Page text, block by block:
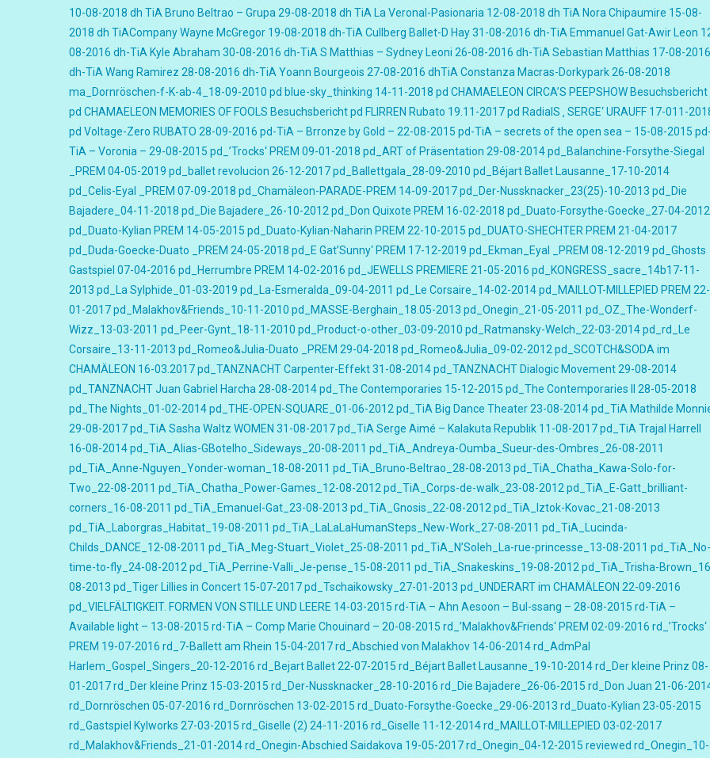
10-08-2018 dh TiA Bruno Beltrao – Grupa 29-08-2018 dh TiA La Veronal-Pasionaria 12-08-2018 dh TiA Nora Chipaumire 15-08-
2018 dh TiACompany Wayne McGregor 19-08-2018 dh-TiA Cullberg Ballet-D Hay 31-08-2016 dh-TiA Emmanuel Gat-Awir Leon
08-2016 dh-TiA Kyle Abraham 30-08-2016 dh-TiA S Matthias – Sydney Leoni 26-08-2016 dh-TiA Sebastian Matthias 17-08-2016
dh-TiA Wang Ramirez 28-08-2016 dh-TiA Yoann Bourgeois 27-08-2016 dhTiA Constanza Macras-Dorkypark 26-08-2018
ma_Dornröschen-f-K-ab-4_18-09-2010 pd blue-sky_thinking 14-11-2018 pd CHAMAELEON CIRCA’S PEEPSHOW Besuchsbericht
pd CHAMAELEON MEMORIES OF FOOLS Besuchsberichtpd FLIRREN Rubato 19.11-2017pd RadialS ‚ SERGE‘ URAUFF 17-011-
pd Voltage-Zero RUBATO 28-09-2016 pd-TiA – Brronze by Gold – 22-08-2015 pd-TiA – secrets of the open sea – 15-08-2015
TiA – Voronia – 29-08-2015 pd_’Trocks‘ PREM 09-01-2018 pd_ART of Präsentation 29-08-2014pd_Balanchine-Forsythe-Siegal
_PREM 04-05-2019 pd_ballet revolucion 26-12-2017pd_Ballettgala_28-09-2010 pd_Béjart Ballet Lausanne_17-10-2014
pd_Celis-Eyal _PREM 07-09-2018 pd_Chamäleon-PARADE-PREM 14-09-2017pd_Der-Nussknacker_23(25)-10-2013 pd_Die
Bajadere_04-11-2018 pd_Die Bajadere_26-10-2012 pd_Don Quixote PREM 16-02-2018 pd_Duato-Forsythe-Goecke_27-04-2012
pd_Duato-Kylian PREM 14-05-2015 pd_Duato-Kylian-Naharin PREM 22-10-2015 pd_DUATO-SHECHTER PREM 21-04-2017
pd_Duda-Goecke-Duato _PREM 24-05-2018 pd_E Gat’Sunny‘ PREM 17-12-2019 pd_Ekman_Eyal _PREM 08-12-2019 pd_Ghosts
Gastspiel 07-04-2016 pd_Herrumbre PREM 14-02-2016 pd_JEWELLS PREMIERE 21-05-2016 pd_KONGRESS_sacre_14b17-11-
2013 pd_La Sylphide_01-03-2019 pd_La-Esmeralda_09-04-2011 pd_Le Corsaire_14-02-2014pd_MAILLOT-MILLEPIED PREM 22-
01-2017pd_Malakhov&Friends_10-11-2010 pd_MASSE-Berghain_18.05-2013 pd_Onegin_21-05-2011 pd_OZ_The-Wonderf-
Wizz_13-03-2011 pd_Peer-Gynt_18-11-2010 pd_Product-o-other_03-09-2010 pd_Ratmansky-Welch_22-03-2014pd_rd_Le
Corsaire_13-11-2013 pd_Romeo&Julia-Duato _PREM 29-04-2018 pd_Romeo&Julia_09-02-2012 pd_SCOTCH&SODA im
CHAMÄLEON 16-03.2017pd_TANZNACHT Carpenter-Effekt 31-08-2014pd_TANZNACHT Dialogic Movement 29-08-2014
pd_TANZNACHT Juan Gabriel Harcha 28-08-2014pd_The Contemporaries 15-12-2015 pd_The Contemporaries II 28-05-2018
pd_The Nights_01-02-2014pd_THE-OPEN-SQUARE_01-06-2012 pd_TiA Big Dance Theater 23-08-2014pd_TiA Mathilde
29-08-2017pd_TiA Sasha Waltz WOMEN 31-08-2017pd_TiA Serge Aimé – Kalakuta Republik 11-08-2017pd_TiA Trajal Harrell
16-08-2014pd_TiA_Alias-GBotelho_Sideways_20-08-2011 pd_TiA_Andreya-Oumba_Sueur-des-Ombres_26-08-2011
pd_TiA_Anne-Nguyen_Yonder-woman_18-08-2011 pd_TiA_Bruno-Beltrao_28-08-2013 pd_TiA_Chatha_Kawa-Solo-for-
Two_22-08-2011 pd_TiA_Chatha_Power-Games_12-08-2012 pd_TiA_Corps-de-walk_23-08-2012 pd_TiA_E-Gatt_brilliant-
corners_16-08-2011 pd_TiA_Emanuel-Gat_23-08-2013 pd_TiA_Gnosis_22-08-2012 pd_TiA_Iztok-Kovac_21-08-2013
pd_TiA_Laborgras_Habitat_19-08-2011 pd_TiA_LaLaLaHumanSteps_New-Work_27-08-2011 pd_TiA_Lucinda-
Childs_DANCE_12-08-2011 pd_TiA_Meg-Stuart_Violet_25-08-2011 pd_TiA_N’Soleh_La-rue-princesse_13-08-2011 pd_TiA_No-
time-to-fly_24-08-2012 pd_TiA_Perrine-Valli_Je-pense_15-08-2011 pd_TiA_Snakeskins_19-08-2012 pd_TiA_Trisha-
08-2013 pd_Tiger Lillies in Concert 15-07-2017pd_Tschaikowsky_27-01-2013 pd_UNDERART im CHAMÄLEON 22-09-2016
pd_VIELFÄLTIGKEIT. FORMEN VON STILLE UND LEERE 14-03-2015 rd-TiA – Ahn Aesoon – Bul-ssang – 28-08-2015 rd-TiA –
Available light – 13-08-2015 rd-TiA – Comp Marie Chouinard – 20-08-2015 rd_’Malakhov&Friends‘ PREM 02-09-2016 rd_’Trocks‘
PREM 19-07-2016 rd_7-Ballett am Rhein 15-04-2017rd_Abschied von Malakhov 14-06-2014rd_AdmPal
Harlem_Gospel_Singers_20-12-2016 rd_Bejart Ballet 22-07-2015 rd_Béjart Ballet Lausanne_19-10-2014rd_Der kleine Prinz 08-
01-2017rd_Der kleine Prinz 15-03-2015 rd_Der-Nussknacker_28-10-2016 rd_Die Bajadere_26-06-2015 rd_Don Juan 21-06-
rd_Dornröschen 05-07-2016 rd_Dornröschen 13-02-2015 rd_Duato-Forsythe-Goecke_29-06-2013 rd_Duato-Kylian 23-05-2015
rd_Gastspiel Kylworks 27-03-2015 rd_Giselle (2) 24-11-2016 rd_Giselle 11-12-2014rd_MAILLOT-MILLEPIED 03-02-2017
rd_Malakhov&Friends_21-01-2014rd_Onegin-Abschied Saidakova 19-05-2017rd_Onegin_04-12-2015 reviewed rd_Onegin_10-